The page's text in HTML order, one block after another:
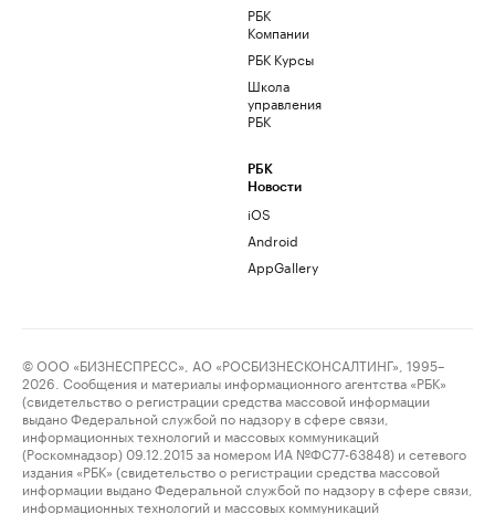
РБК
Компании
РБК Курсы
Школа
управления
РБК
РБК
Новости
iOS
Android
AppGallery
© ООО «БИЗНЕСПРЕСС», АО «РОСБИЗНЕСКОНСАЛТИНГ», 1995–
2026. Сообщения и материалы информационного агентства «РБК»
(свидетельство о регистрации средства массовой информации
выдано Федеральной службой по надзору в сфере связи,
информационных технологий и массовых коммуникаций
(Роскомнадзор) 09.12.2015 за номером ИА №ФС77-63848) и сетевого
издания «РБК» (свидетельство о регистрации средства массовой
информации выдано Федеральной службой по надзору в сфере связи,
информационных технологий и массовых коммуникаций